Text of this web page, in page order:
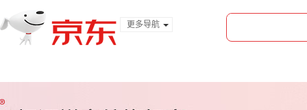
更多导航